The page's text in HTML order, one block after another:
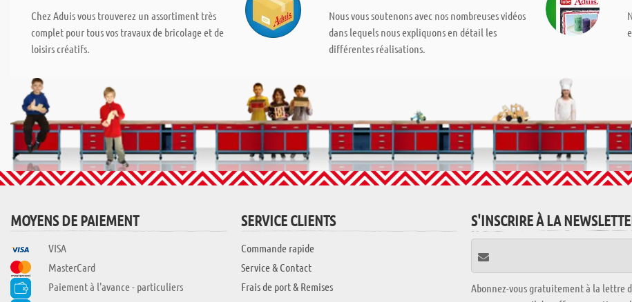
Chez Aduis vous trouverez un assortiment très
complet pour tous vos travaux de bricolage et de
loisirs créatifs.
Nous vous soutenons avec nos nombreuses vidéos
dans lequels nous expliquons en détail les
différentes réalisations.
MOYENS DE PAIEMENT
VISA
MasterCard
Paiement à l'avance - particuliers
SERVICE CLIENTS
Commande rapide
Service & Contact
Frais de port & Remises
S'INSCRIRE À LA
Abonnez-vous gratuitement à la lettre